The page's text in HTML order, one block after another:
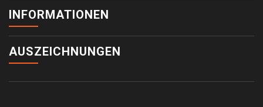
INFORMATIONEN
AUSZEICHNUNGEN